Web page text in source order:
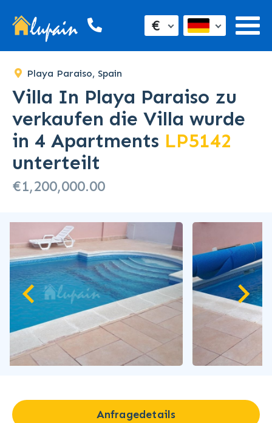
€
Playa Paraiso, Spain
Villa In Playa Paraiso zu
verkaufen die Villa wurde
in 4 Apartments LP5142
unterteilt
€1,200,000.00
Anfragedetails